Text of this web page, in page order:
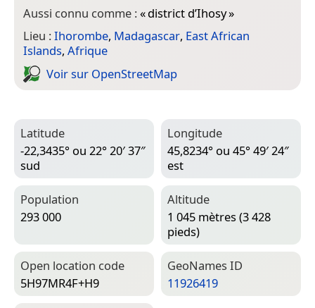
Aussi connu comme :«district d’Ihosy»
Lieu :Ihorombe, Madagascar, East African
Islands, Afrique
Voir sur Open­Street­Map
Latitude
-22,3435° ou 22° 20′ 37″
sud
Longitude
45,8234° ou 45° 49′ 24″
est
Population
293 000
Altitude
1 045 mètres (3 428
pieds)
Open location code
5H97MR4F+H9
Geo­Names ID
11926419